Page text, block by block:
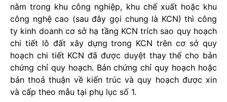
nằm trong khu công nghiệp, khu chế xuất hoặc khu
công nghệ cao (sau đây gọi chung là KCN) thì công
ty kinh doanh cơ sở hạ tầng KCN trích sao quy hoạch
chi tiết lô đất xây dựng trong KCN trên cơ sở quy
hoạch chi tiết KCN đã được duyệt thay thế cho bản
chứng chỉ quy hoạch. Bản chứng chỉ quy hoạch hoặc
bản thoả thuận về kiến trúc và quy hoạch được xin
và cấp theo mẫu tại phụ lục số 1.